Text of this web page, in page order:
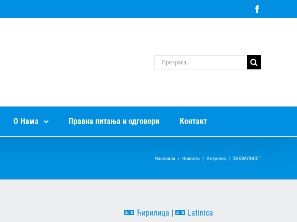
Претрага
за:
О Нама Правна питања и одговори Контакт
Насловна / Новости / Актуелно / ЗАХВАЛНОСТ
Ћирилица Latinica